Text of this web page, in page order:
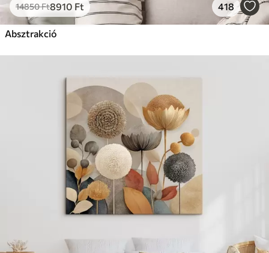
14850Ft8910 Ft 418
Absztrakció